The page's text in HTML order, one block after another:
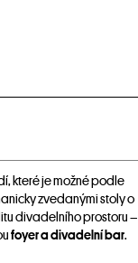
které je možné podle
zvedanými stoly o
divadelního prostoru –
foyer a divadelní bar.